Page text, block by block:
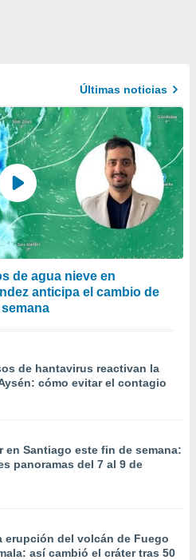
Últimas noticias
de agua nieve en
anticipa el cambio de
de hantavirus reactivan la
cómo evitar el contagio
en Santiago este fin de semana:
panoramas del 7 al 9 de
erupción del volcán de Fuego
así cambió el cráter tras 50